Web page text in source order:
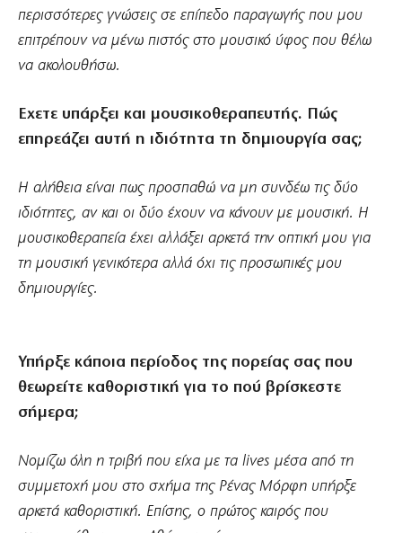
περισσότερες γνώσεις σε επίπεδο παραγωγής που μου
επιτρέπουν να μένω πιστός στο μουσικό ύφος που θέλω
να ακολουθήσω.
Εχετε υπάρξει και μουσικοθεραπευτής. Πώς
επηρεάζει αυτή η ιδιότητα τη δημιουργία σας;
Η αλήθεια είναι πως προσπαθώ να μη συνδέω τις δύο
ιδιότητες, αν και οι δύο έχουν να κάνουν με μουσική. Η
μουσικοθεραπεία έχει αλλάξει αρκετά την οπτική μου για
τη μουσική γενικότερα αλλά όχι τις προσωπικές μου
δημιουργίες.
Υπήρξε κάποια περίοδος της πορείας σας που
θεωρείτε καθοριστική για το πού βρίσκεστε
σήμερα;
Νομίζω όλη η τριβή που είχα με τα lives μέσα από τη
συμμετοχή μου στο σχήμα της Ρένας Μόρφη υπήρξε
αρκετά καθοριστική. Επίσης, ο πρώτος καιρός που